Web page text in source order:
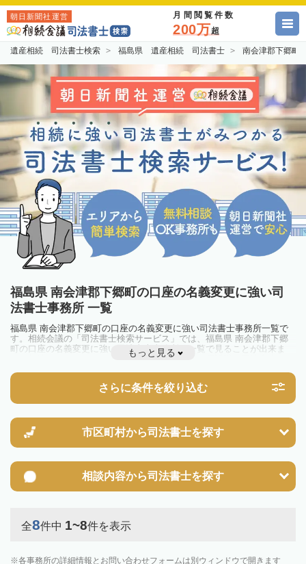
朝日新聞社運営 月間閲覧件数
200万超
遺産相続 司法書士検索 福島県 遺産相続 司法書士 南会津郡下郷
福島県 南会津郡下郷町の口座の名義変更に強い司
法書士事務所 一覧
福島県 南会津郡下郷町の口座の名義変更に強い司法書士事務所一覧で
す。相続会議の「司法書士検索サービス」では、福島県 南会津郡下郷
町の口座の名義変更に強い司法書士事務所を一覧で見ることが出来ま
す。相続のトラブルやお悩みを抱えている方は一度近隣の司法書士に相
もっと見る
さらに条件を絞り込む
市区町村から司法書士を探す
相談内容から司法書士を探す
全8件中 1~8件を表示
各事務所の詳細情報とお問い合わせフォームは別ウィンドウで開きます